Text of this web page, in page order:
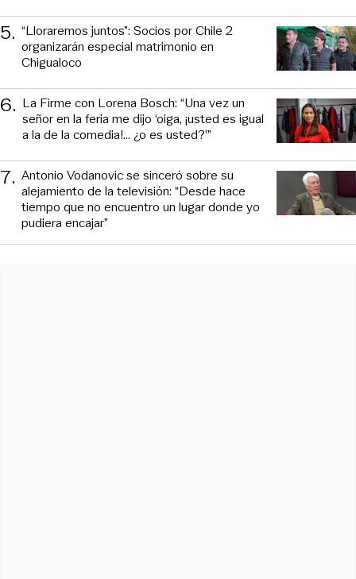
5. “Lloraremos juntos”: Socios por Chile 2
organizarán especial matrimonio en
Chigualoco
6. La Firme con Lorena Bosch: “Una vez un
señor en la feria me dijo ‘oiga, ¡usted es igual
a la de la comedia!... ¿o es usted?’”
7. Antonio Vodanovic se sinceró sobre su
alejamiento de la televisión: “Desde hace
tiempo que no encuentro un lugar donde yo
pudiera encajar”